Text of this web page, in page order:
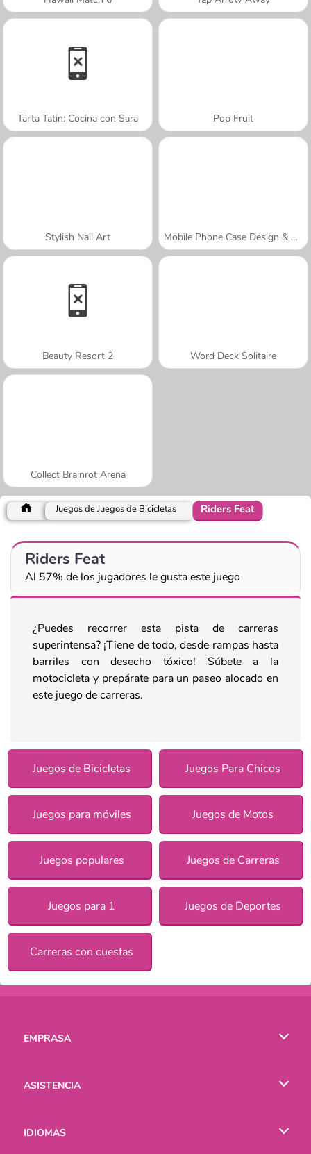
Tarta Tatin: Cocina con Sara Pop Fruit
Stylish Nail Art Mobile Phone Case Design & DIY
Beauty Resort 2 Word Deck Solitaire
Collect Brainrot Arena
Juegos de Juegos de Bicicletas Riders Feat
Riders Feat
Al 57% de los jugadores le gusta este juego
¿Puedes recorrer esta pista de carreras
superintensa? ¡Tiene de todo, desde rampas hasta
barriles con desecho tóxico! Súbete a la
motocicleta y prepárate para un paseo alocado en
este juego de carreras.
Juegos de Bicicletas Juegos Para Chicos
Juegos para móviles Juegos de Motos
Juegos populares Juegos de Carreras
Juegos para 1 Juegos de Deportes
Carreras con cuestas
EMPRASA
ASISTENCIA
IDIOMAS